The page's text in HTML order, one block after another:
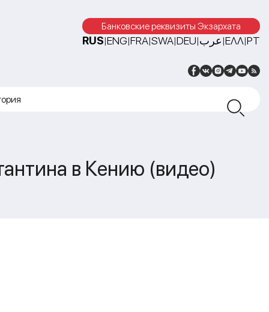
Банковские реквизиты Экзархата
RUS|ENG|FRA|SWA|DEU|عرب|ΕΛΛ|PT
в Кению (видео)